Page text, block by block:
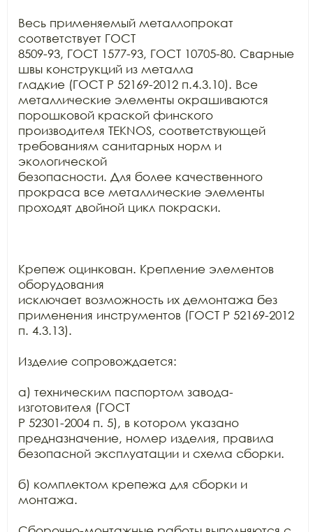
Весь применяемый металлопрокат
соответствует ГОСТ
8509-93, ГОСТ 1577-93, ГОСТ 10705-80. Сварные
швы конструкций из металла
гладкие (ГОСТ Р 52169-2012 п.4.3.10). Все
металлические элементы окрашиваются
порошковой краской финского
производителя TEKNOS, соответствующей
требованиям санитарных норм и
экологической
безопасности. Для более качественного
прокраса все металлические элементы
проходят двойной цикл покраски.
Крепеж оцинкован. Крепление элементов
оборудования
исключает возможность их демонтажа без
применения инструментов (ГОСТ Р 52169-2012
п. 4.3.13).
Изделие сопровождается:
а) техническим паспортом завода-
изготовителя (ГОСТ
Р 52301-2004 п. 5), в котором указано
предназначение, номер изделия, правила
безопасной эксплуатации и схема сборки.
б) комплектом крепежа для сборки и
монтажа.